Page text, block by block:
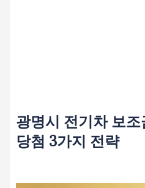
광명시 전기차 보
당첨 3가지 전략